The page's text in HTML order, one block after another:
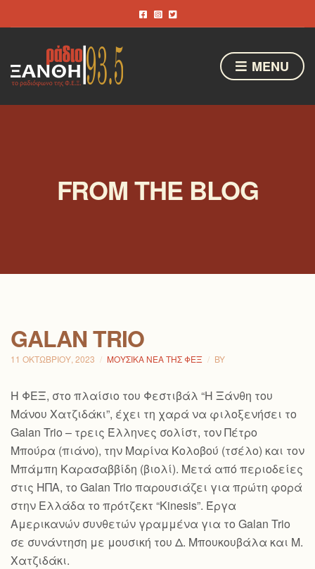
MENU
FROM THE BLOG
GALAN TRIO
11 ΟΚΤΩΒΡΊΟΥ, 2023 ΜΟΥΣΙΚΆ ΝΈΑ ΤΗΣ ΦΕΞ BY
Η ΦΕΞ, στο πλαίσιο τoυ Φεστιβάλ “Η Ξάνθη του
Μάνου Χατζιδάκι”, έχει τη χαρά να φιλοξενήσει το
Galan Trio – τρεις Έλληνες σολίστ, τον Πέτρο
Μπούρα (πιάνο), την Μαρίνα Κολοβού (τσέλο) και τον
Μπάμπη Καρασαββίδη (βιολί). Μετά από περιοδείες
στις ΗΠΑ, το Galan Trio παρουσιάζει για πρώτη φορά
στην Ελλάδα το πρότζεκτ “Kinesis”. Έργα
Αμερικανών συνθετών γραμμένα για το Galan Trio
σε συνάντηση με μουσική του Δ. Μπουκουβάλα και Μ.
Χατζιδάκι.